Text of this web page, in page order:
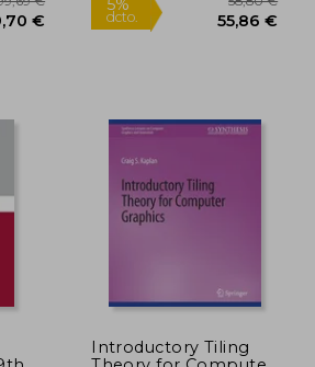
Introductory Tiling